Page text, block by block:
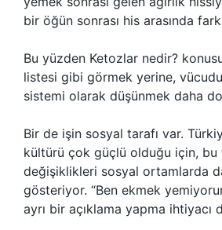
bir öğün sonrası his arasında
Bu yüzden Ketozlar nedir?
listesi gibi görmek yerine,
sistemi olarak düşünmek daha
Bir de işin sosyal tarafı var.
kültürü çok güçlü olduğu için, bu
değişiklikleri sosyal ortamlarda
gösteriyor. “Ben ekmek
ayrı bir açıklama yapma ihtiyacı